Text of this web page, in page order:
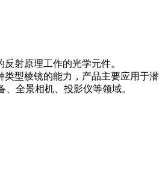
射原理工作的光学元件。
类型棱镜的能力，产品主要应用于潜
全景相机、投影仪等领域。